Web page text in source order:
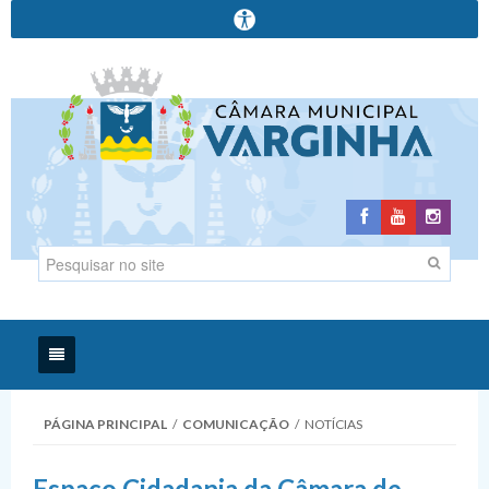
PÁGINA PRINCIPAL / COMUNICAÇÃO / NOTÍCIAS